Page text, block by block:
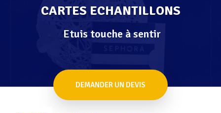
CARTES ECHANTILLONS
Etuis touche à sentir
DEMANDER UN DEVIS